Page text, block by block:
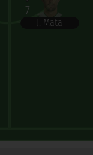
7
J. Mata